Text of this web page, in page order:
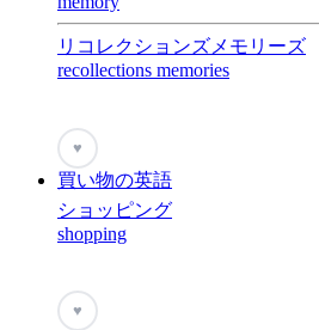
リコレクションズメモリーズ
recollections memories
♥
買い物の英語
ショッピング
shopping
♥